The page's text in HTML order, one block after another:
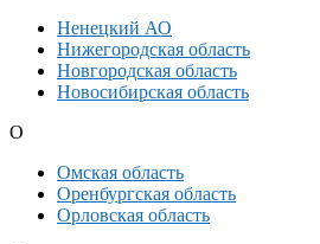
Ненецкий АО
Нижегородская область
Новгородская область
Новосибирская область
О
Омская область
Оренбургская область
Орловская область